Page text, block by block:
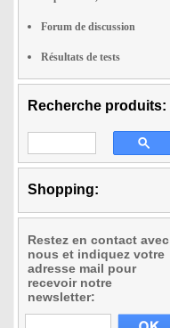
Forum de discussion
Résultats de tests
Recherche produits:
Shopping:
Restez en contact avec
nous et indiquez votre
adresse mail pour
recevoir notre
newsletter: